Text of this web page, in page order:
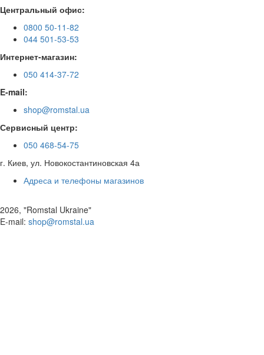
Центральный офис:
0800 50-11-82
044 501-53-53
Интернет-магазин:
050 414-37-72
E-mail:
shop@romstal.ua
Сервисный центр:
050 468-54-75
г. Киев, ул. Новокостантиновская 4а
Адреса и телефоны магазинов
2026, "Romstal Ukraine"
​E-mail: shop@romstal.ua